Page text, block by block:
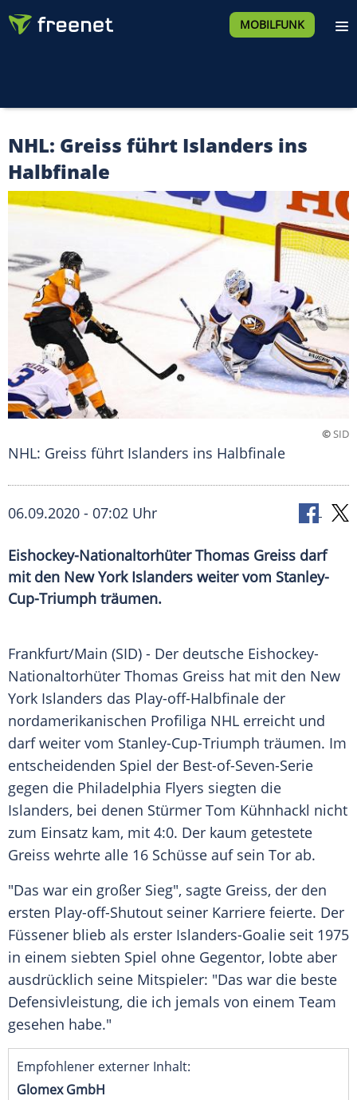
MOBILFUNK
NHL: Greiss führt Islanders ins
Halbfinale
©SID
NHL: Greiss führt Islanders ins Halbfinale
06.09.2020 - 07:02 Uhr
Eishockey-Nationaltorhüter Thomas Greiss darf
mit den New York Islanders weiter vom Stanley-
Cup-Triumph träumen.
Frankfurt/Main (SID) - Der deutsche Eishockey-
Nationaltorhüter Thomas Greiss hat mit den New
York Islanders das Play-off-Halbfinale der
nordamerikanischen Profiliga NHL erreicht und
darf weiter vom Stanley-Cup-Triumph träumen. Im
entscheidenden Spiel der Best-of-Seven-Serie
gegen die Philadelphia Flyers siegten die
Islanders, bei denen Stürmer Tom Kühnhackl nicht
zum Einsatz kam, mit 4:0. Der kaum getestete
Greiss wehrte alle 16 Schüsse auf sein Tor ab.
"Das war ein großer Sieg", sagte Greiss, der den
ersten Play-off-Shutout seiner Karriere feierte. Der
Füssener blieb als erster Islanders-Goalie seit 1975
in einem siebten Spiel ohne Gegentor, lobte aber
ausdrücklich seine Mitspieler: "Das war die beste
Defensivleistung, die ich jemals von einem Team
gesehen habe."
Empfohlener externer Inhalt:
Glomex GmbH